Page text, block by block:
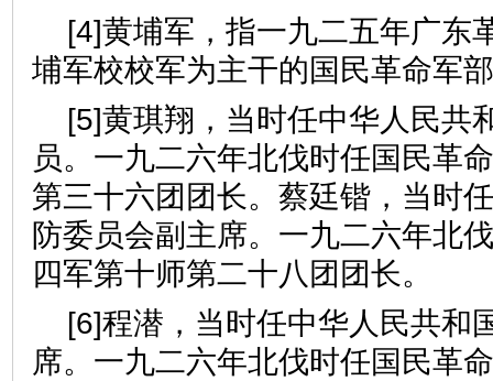
[4]黄埔军，指一九二五年广东
埔军校校军为主干的国民革命军
[5]黄琪翔，当时任中华人民共
员。一九二六年北伐时任国民革
第三十六团团长。蔡廷锴，当时
防委员会副主席。一九二六年北
四军第十师第二十八团团长。
[6]程潜，当时任中华人民共和
席。一九二六年北伐时任国民革